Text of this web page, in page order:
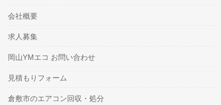
会社概要
求人募集
岡山YMエコ お問い合わせ
見積もりフォーム
倉敷市のエアコン回収・処分